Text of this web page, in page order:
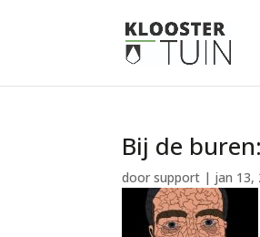
Bij de
doorsupport | jan 13,